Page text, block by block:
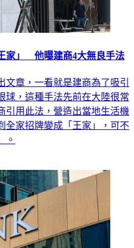
家」 他曝建商4大無良手法
章，一看就是建商為了吸引
球，這種手法先前在大陸很常
引用此法，營造出當地生活機
全家招牌變成「王家」，可不
。